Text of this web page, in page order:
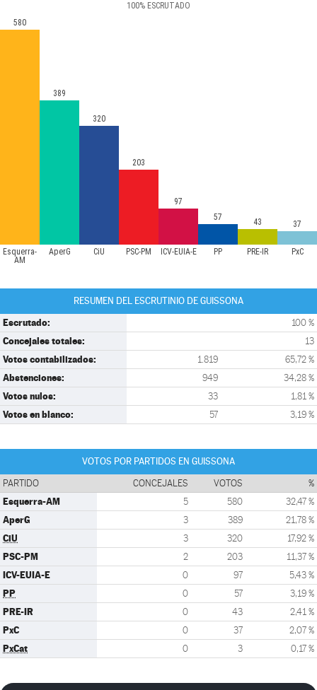
100% ESCRUTADO
Esquerra-
AM
AperG CiU PSC-PM ICV-EUIA-E PP PRE-IR PxC
580
389
320
203
97
57
43 37
RESUMEN DEL ESCRUTINIO DE GUISSONA
Escrutado: 100 %
Concejales totales: 13
Votos contabilizados: 1.819 65,72 %
Abstenciones: 949 34,28 %
Votos nulos: 33 1,81 %
Votos en blanco: 57 3,19 %
VOTOS POR PARTIDOS EN GUISSONA
PARTIDO CONCEJALES VOTOS %
Esquerra-AM 5 580 32,47 %
AperG 3 389 21,78 %
CiU 3 320 17,92 %
PSC-PM 2 203 11,37 %
ICV-EUIA-E 0 97 5,43 %
PP 0 57 3,19 %
PRE-IR 0 43 2,41 %
PxC 0 37 2,07 %
PxCat 0 3 0,17 %